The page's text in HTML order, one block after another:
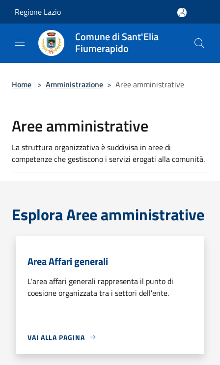
Regione Lazio
Comune di Sant'Elia
Fiumerapido
Home > Amministrazione > Aree amministrative
Aree amministrative
La struttura organizzativa è suddivisa in aree di
competenze che gestiscono i servizi erogati alla comunità.
Esplora Aree amministrative
Area Affari generali
L'area affari generali rappresenta il punto di
coesione organizzata tra i settori dell'ente.
VAI ALLA PAGINA